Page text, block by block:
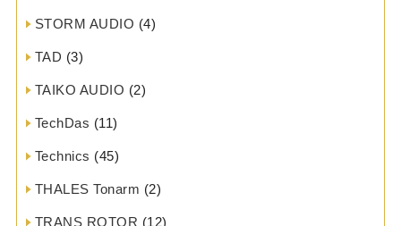
STORM AUDIO (4)
TAD (3)
TAIKO AUDIO (2)
TechDas (11)
Technics (45)
THALES Tonarm (2)
TRANS ROTOR (12)